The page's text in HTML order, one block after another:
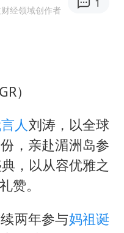
王艺迪2-4不敌张本美和止步4强
迎大暴雨
》 冲奖
于东来回应胖东来近25年老店年底关闭
奋力开创中国式现代化建设新局面
财经领域创作者
）
人刘涛，以全球
，亲赴湄洲岛参
，以从容优雅之
赞。
两年参与妈祖诞